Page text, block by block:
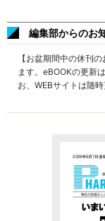
編集部からのお
【お盆期間中の休刊
ます。eBOOKの更新
お、WEBサイトは随時